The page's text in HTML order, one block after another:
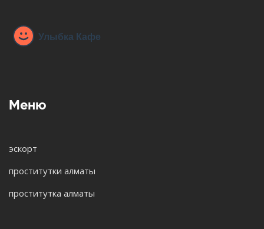
Меню
эскорт
проститутки алматы
проститутка алматы